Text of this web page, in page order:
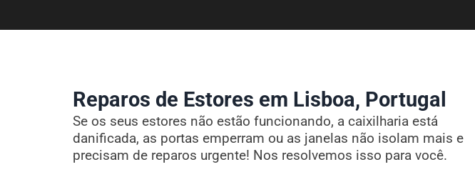
Reparos de Estores em Lisboa, Portugal
Se os seus estores não estão funcionando, a caixilharia está
danificada, as portas emperram ou as janelas não isolam mais e
precisam de reparos urgente! Nos resolvemos isso para você.